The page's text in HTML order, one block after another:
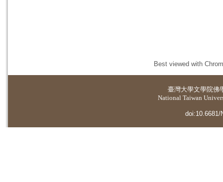
Best viewed with
臺灣大學文學院佛
National Taiwan
doi:10.6681/